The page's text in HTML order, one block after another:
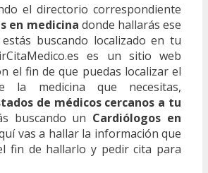
el directorio correspondiente
en medicina donde hallarás ese
buscando localizado en tu
es un sitio web
el fin de que puedas localizar el
la medicina que necesitas,
de médicos cercanos a tu
buscando un Cardiólogos en
vas a hallar la información que
fin de hallarlo y pedir cita para